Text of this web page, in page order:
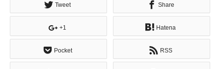
Tweet Share
+1 Hatena
Pocket RSS